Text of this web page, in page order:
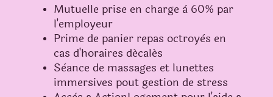
Mutuelle prise en charge à 60% par
l'employeur
Prime de panier repas octroyès en
cas d'horaires décalés
Sèance de massages et lunettes
immersives pout gestion de stress